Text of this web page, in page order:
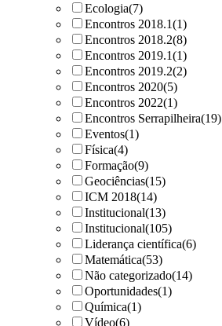
Ecologia(7)
Encontros 2018.1(1)
Encontros 2018.2(8)
Encontros 2019.1(1)
Encontros 2019.2(2)
Encontros 2020(5)
Encontros 2022(1)
Encontros Serrapilheira(19)
Eventos(1)
Física(4)
Formação(9)
Geociências(15)
ICM 2018(14)
Institucional(13)
Institucional(105)
Liderança científica(6)
Matemática(53)
Não categorizado(14)
Oportunidades(1)
Química(1)
Vídeo(6)